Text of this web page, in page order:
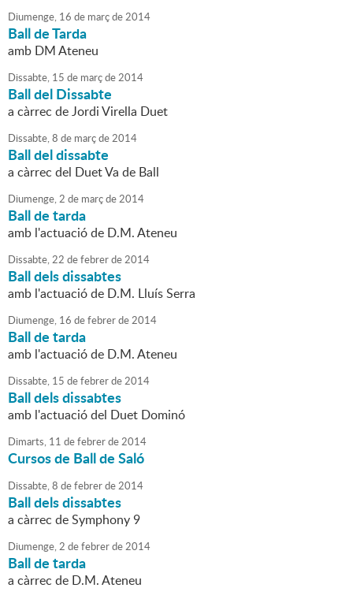
Diumenge, 16 de marçde2014
Ball de Tarda
amb DM Ateneu
Dissabte, 15 de marçde2014
Ball del Dissabte
a càrrec de Jordi Virella Duet
Dissabte,8 de marçde2014
Ball del dissabte
a càrrec del Duet Va de Ball
Diumenge,2 de marçde2014
Ball de tarda
amb l'actuació de D.M. Ateneu
Dissabte,22 defebrerde2014
Ball dels dissabtes
amb l'actuació de D.M. Lluís Serra
Diumenge, 16 defebrerde2014
Ball de tarda
amb l'actuació de D.M. Ateneu
Dissabte, 15 defebrerde2014
Ball dels dissabtes
amb l'actuació del Duet Dominó
Dimarts, 11 defebrerde2014
Cursos de Ball de Saló
Dissabte,8 defebrerde2014
Ball dels dissabtes
a càrrec de Symphony 9
Diumenge,2 defebrerde2014
Ball de tarda
a càrrec de D.M. Ateneu